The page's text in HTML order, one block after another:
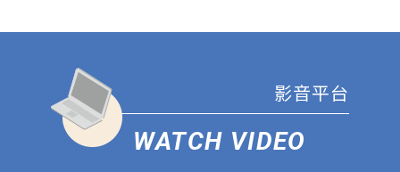
影音平台
WATCH VIDEO